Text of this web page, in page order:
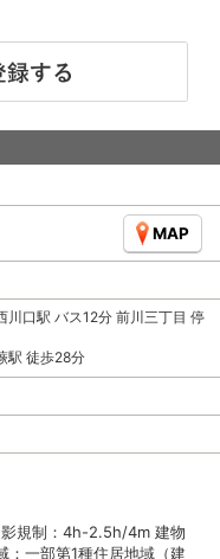
MAP
川口駅 バス12分 前川三丁目 停
駅 徒歩28分
規制：4h-2.5h/4m 建物
：一部第1種住居地域（建